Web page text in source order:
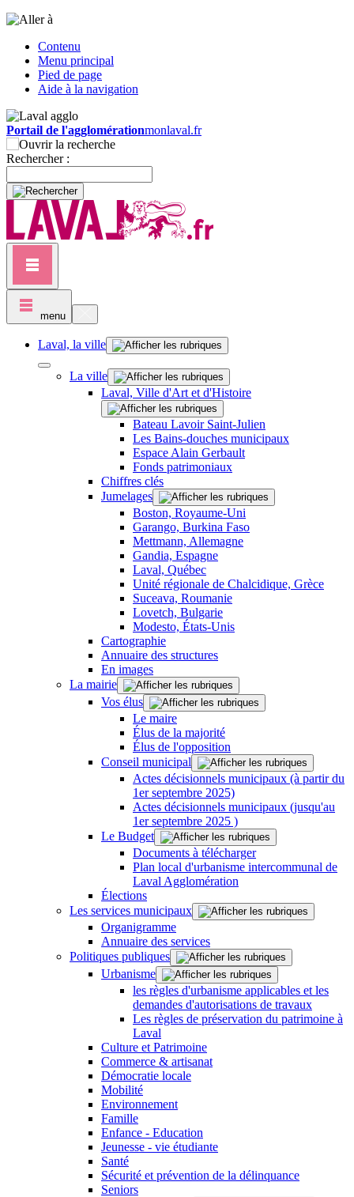
Contenu
Menu principal
Pied de page
Aide à la navigation
Portail de l'agglomérationmonlaval.fr
Rechercher :
menu
Laval, la ville
La ville
Laval, Ville d'Art et d'Histoire
Bateau Lavoir Saint-Julien
Les Bains-douches municipaux
Espace Alain Gerbault
Fonds patrimoniaux
Chiffres clés
Jumelages
Boston, Royaume-Uni
Garango, Burkina Faso
Mettmann, Allemagne
Gandia, Espagne
Laval, Québec
Unité régionale de Chalcidique, Grèce
Suceava, Roumanie
Lovetch, Bulgarie
Modesto, États-Unis
Cartographie
Annuaire des structures
En images
La mairie
Vos élus
Le maire
Élus de la majorité
Élus de l'opposition
Conseil municipal
Actes décisionnels municipaux (à partir du
1er septembre 2025)
Actes décisionnels municipaux (jusqu'au
1er septembre 2025 )
Le Budget
Documents à télécharger
Plan local d'urbanisme intercommunal de
Laval Agglomération
Élections
Les services municipaux
Organigramme
Annuaire des services
Politiques publiques
Urbanisme
les règles d'urbanisme applicables et les
demandes d'autorisations de travaux
Les règles de préservation du patrimoine à
Laval
Culture et Patrimoine
Commerce & artisanat
Démocratie locale
Mobilité
Environnement
Famille
Enfance - Education
Jeunesse - vie étudiante
Santé
Sécurité et prévention de la délinquance
Seniors